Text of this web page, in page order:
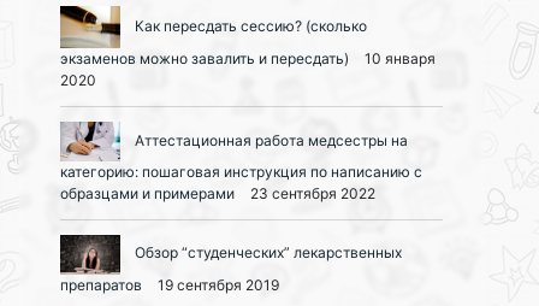
Как пересдать сессию? (сколько
экзаменов можно завалить и пересдать)
10 января
2020
Аттестационная работа медсестры на
категорию: пошаговая инструкция по написанию с
образцами и примерами
23 сентября 2022
Обзор “студенческих” лекарственных
препаратов
19 сентября 2019